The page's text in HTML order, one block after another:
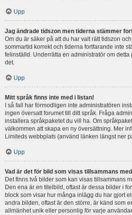
Upp
Jag ändrade tidszon men tiderna stämmer
Om du är säker på att du har valt rätt tidszon
sommartid korrekt och tiderna fortfarande inte
felinställd. Underrätta en administratör om
det.
Upp
Mitt språk finns inte med i listan!
I så fall har förmodligen inte administratören
ingen översatt forumet till ditt språk. Fråga
installera språkpaketet du vill ha. Om
välkommen att skapa en ny översättning. Mer
Limiteds webbplats (använd länken längst ner
Upp
Vad är det för bild som visas tillsammans
Det finns två bilder som kan visas tillsammans
Den ena är en titelbild, oftast är dessa bilder i
block som visar hur många inlägg du har gjort
andra bilden, oftast är den större, är känd som
allmänhet unik eller personlig för varje